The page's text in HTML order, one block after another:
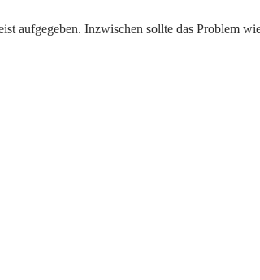
Inzwischen sollte das Problem